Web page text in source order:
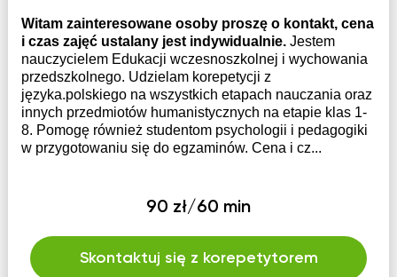
Witam zainteresowane osoby proszę o kontakt, cena
i czas zajęć ustalany jest indywidualnie. Jestem
nauczycielem Edukacji wczesnoszkolnej i wychowania
przedszkolnego. Udzielam korepetycji z
języka.polskiego na wszystkich etapach nauczania oraz
innych przedmiotów humanistycznych na etapie klas 1-
8. Pomogę również studentom psychologii i pedagogiki
w przygotowaniu się do egzaminów. Cena i cz...
90 zł/60 min
Skontaktuj się z korepetytorem